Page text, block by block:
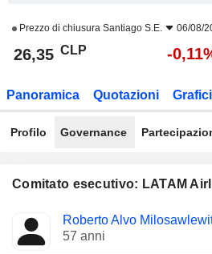
Prezzo di chiusura Santiago S.E. 06/08/
26,35 CLP -
Panoramica Quotazioni Grafici
Profilo Governance
Comitato esecutivo: LATAM
Manager
Posizioni
ricoperte
Roberto Alvo
57 anni